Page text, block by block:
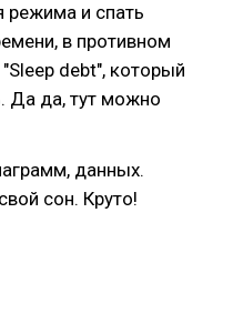
режима и спать
в противном
debt", который
Да да, тут можно
данных.
сон. Круто!